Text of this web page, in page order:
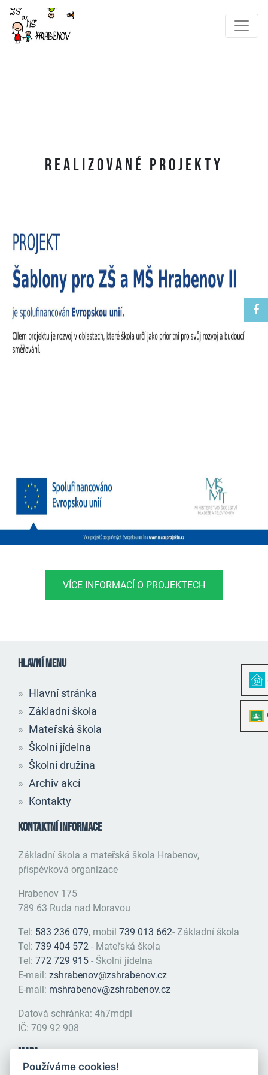
Realizované projekty
VÍCE INFORMACÍ O PROJEKTECH
HLAVNÍ MENU
Hlavní stránka
Základní škola
Mateřská škola
Školní jídelna
Školní družina
Archiv akcí
Kontakty
KONTAKTNÍ INFORMACE
Základní škola a mateřská škola Hrabenov,
příspěvková organizace
Hrabenov 175
789 63 Ruda nad Moravou
Tel: 583 236 079, mobil 739 013 662- Základní škola
Tel: 739 404 572 - Mateřská škola
Tel: 772 729 915 - Školní jídelna
E-mail: zshrabenov@zshrabenov.cz
E-mail: mshrabenov@zshrabenov.cz
Datová schránka: 4h7mdpi
IČ: 709 92 908
MAPA
Používáme cookies!